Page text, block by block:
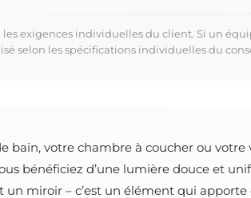
les exigences individuelles du client. Si un
selon les spécifications individuelles du
bain, votre chambre à coucher ou
bénéficiez d’une lumière douce et
un miroir – c’est un élément qui